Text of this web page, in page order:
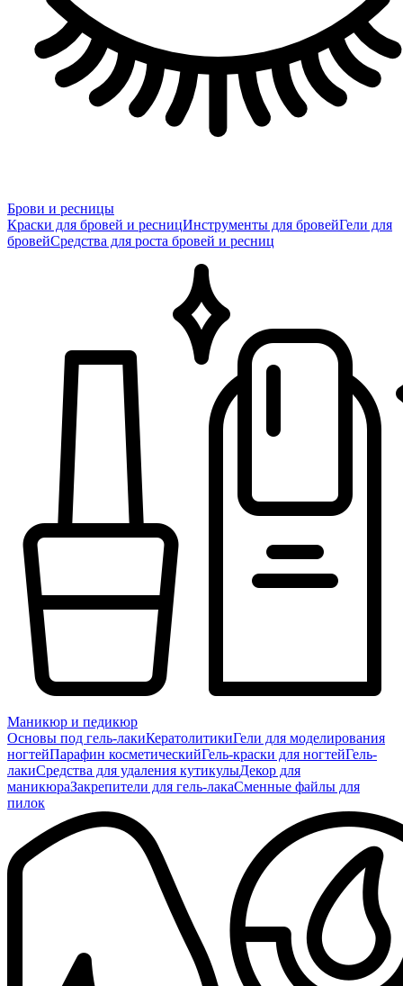
Брови и ресницы
Краски для бровей и ресницИнструменты для бровейГели для
бровейСредства для роста бровей и ресниц
Маникюр и педикюр
Основы под гель-лакиКератолитикиГели для моделирования
ногтейПарафин косметическийГель-краски для ногтейГель-
лакиСредства для удаления кутикулыДекор для
маникюраЗакрепители для гель-лакаСменные файлы для
пилок